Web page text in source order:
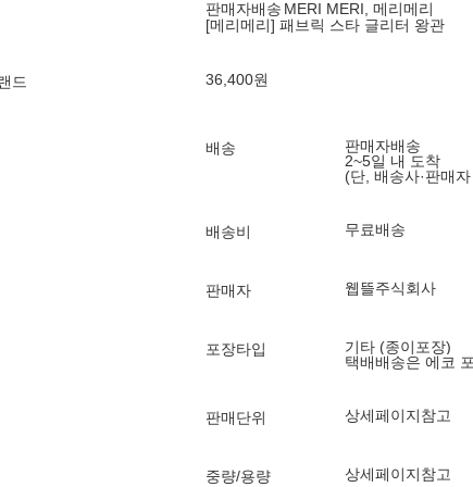
드
판매자배송 MERI MERI, 메리메리
[메리메리] 패브릭 스타 글리터 왕관
36,400원
배송
판매자배송
2~5일 내 도착
(단, 배송사·판매
배송비 무료배송
판매자 웹뜰주식회사
포장타입
기타 (종이포장)
택배배송은 에코
판매단위 상세페이지참고
중량/용량 상세페이지참고